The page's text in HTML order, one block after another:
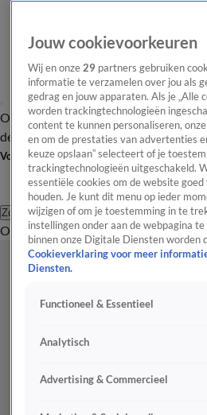
OverzichtAfleveringen Entertainment
de redactieNieuwsbrief
Volg Shownieuws
Zoeken
OverzichtEntertainment
Jouw cookievoorkeuren
Wij en onze 29 partners gebruiken
informatie te verzamelen over jou als
gedrag en jouw apparaten. Als je „Alle
worden trackingtechnologieën
content te kunnen personaliseren,
en om de prestaties van advertenties
keuze opslaan” selecteert of je
trackingtechnologieën uitgeschakeld.
essentiële cookies om de website
houden. Je kunt dit menu op ieder
wijzigen of om je toestemming in te
instellingen onder aan de webpagina
binnen onze Digitale Diensten worden
Cookieverklaring voor meer
Diensten.
Functioneel & Essentieel
Analytisch
Advertising & Commercieel